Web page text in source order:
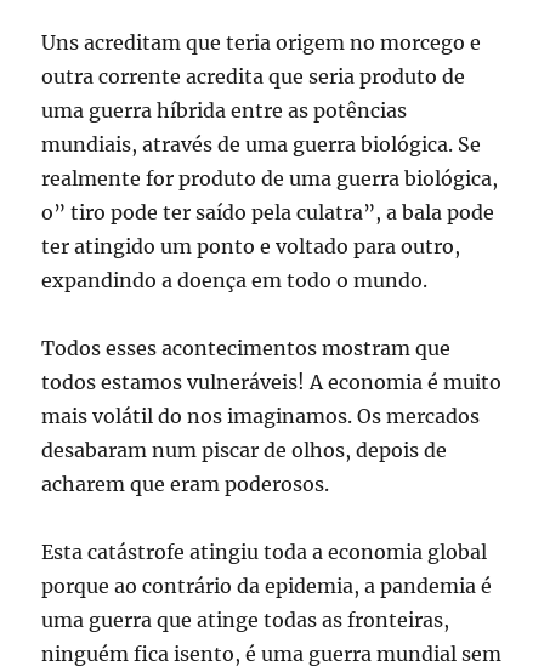
Uns acreditam que teria origem no morcego e
outra corrente acredita que seria produto de
uma guerra híbrida entre as potências
mundiais, através de uma guerra biológica. Se
realmente for produto de uma guerra biológica,
o” tiro pode ter saído pela culatra”, a bala pode
ter atingido um ponto e voltado para outro,
expandindo a doença em todo o mundo.
Todos esses acontecimentos mostram que
todos estamos vulneráveis! A economia é muito
mais volátil do nos imaginamos. Os mercados
desabaram num piscar de olhos, depois de
acharem que eram poderosos.
Esta catástrofe atingiu toda a economia global
porque ao contrário da epidemia, a pandemia é
uma guerra que atinge todas as fronteiras,
ninguém fica isento, é uma guerra mundial sem